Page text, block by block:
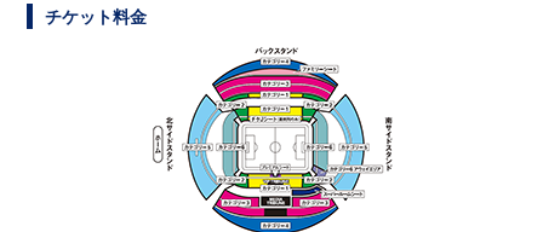
チケット料金